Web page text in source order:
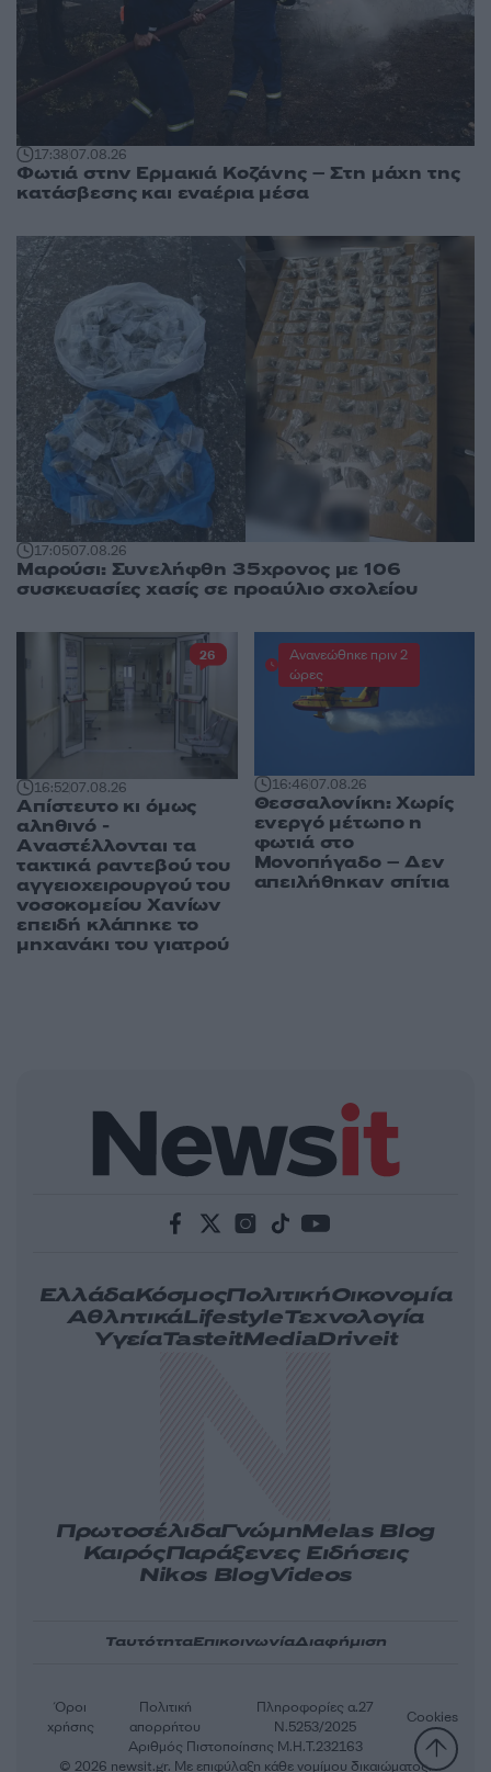
17:3807.08.26
Φωτιά στην Ερμακιά Κοζάνης – Στη μάχη της
κατάσβεσης και εναέρια μέσα
17:0507.08.26
Μαρούσι: Συνελήφθη 35χρονος με 106
συσκευασίες χασίς σε προαύλιο σχολείου
16:5207.08.26
Απίστευτο κι όμως
αληθινό -
Aναστέλλονται τα
τακτικά ραντεβού του
αγγειοχειρουργού του
νοσοκομείου Χανίων
επειδή κλάπηκε το
μηχανάκι του γιατρού
26
16:4607.08.26
Θεσσαλονίκη: Χωρίς
ενεργό μέτωπο η
φωτιά στο
Μονοπήγαδο – Δεν
απειλήθηκαν σπίτια
Ανανεώθηκε πριν 2
ώρες
ΕλλάδαΚόσμοςΠολιτικήΟικονομία
ΑθλητικάLifestyleΤεχνολογία
ΥγείαTasteitMediaDriveit
ΠρωτοσέλιδαΓνώμηMelas Blog
ΚαιρόςΠαράξενες Ειδήσεις
Nikos BlogVideos
ΤαυτότηταΕπικοινωνίαΔιαφήμιση
Αριθμός Πιστοποίησης Μ.Η.Τ.232163
Όροι
χρήσης
Πολιτική
απορρήτου
Πληροφορίες α.27
Ν.5253/2025
Cookies
© 2026 newsit.gr. Με επιφύλαξη κάθε νομίμου δικαιώματος.